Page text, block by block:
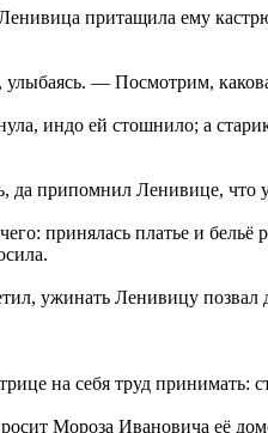
притащила ему
— Посмотрим, какова
индо ей стошнило; а
да припомнил Ленивице,
принялась платье и
ужинать Ленивицу позвал
на себя труд принимать:
Мороза Ивановича её